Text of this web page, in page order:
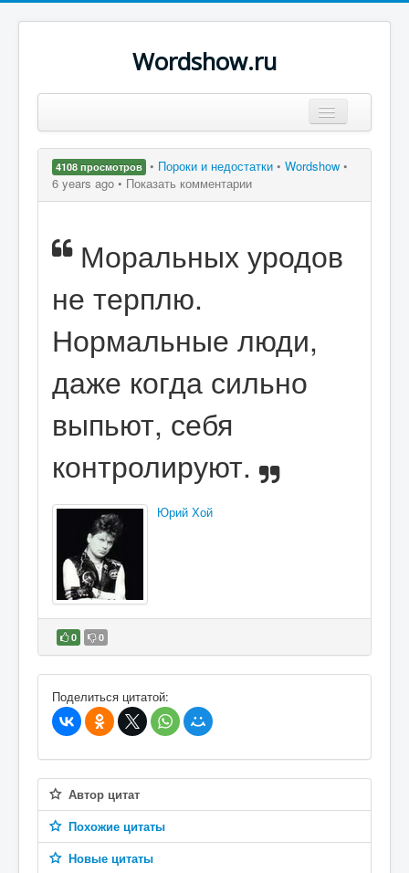
Wordshow.ru
Популярные цитаты
Поиск
4108 просмотров • Пороки и недостатки • Wordshow •
6 years ago • Показать комментарии
Моральных уродов
не терплю.
Нормальные люди,
даже когда сильно
выпьют, себя
контролируют.
Юрий Хой
0 0
В избранное
Поделиться цитатой:
Автор цитат
Похожие цитаты
Новые цитаты